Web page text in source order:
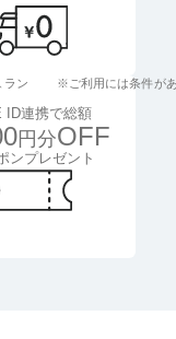
ラン
ID連携で総額
円分OFF
ンプレゼント
※ご利用には条件が